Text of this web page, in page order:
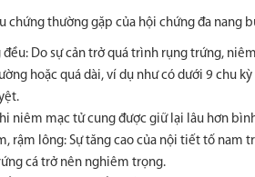
chứng thường gặp của hội chứng đa nang
Do sự cản trở quá trình rụng trứng,
hoặc quá dài, ví dụ như có dưới 9 chu
niêm mạc tử cung được giữ lại lâu hơn
rậm lông: Sự tăng cao của nội tiết tố
cá trở nên nghiêm trọng.